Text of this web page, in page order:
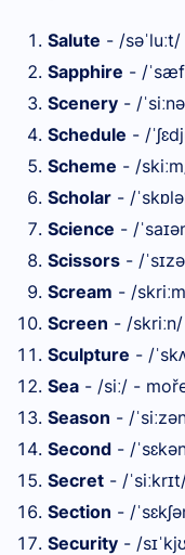
Salute - /səˈluːt/
Sapphire - /ˈ
Scenery - /ˈsiː
Schedule - /ˈ
Scheme - /skiː
Scholar - /ˈskɒ
Science - /ˈsaɪ
Scissors - /ˈsɪ
Scream - /skriː
Screen - /skriː
Sculpture - /ˈsk
Sea - /siː/ -
Season - /ˈsiː
Second - /ˈ
Secret - /ˈsiːkrɪ
Section - /ˈ
Security - /sɪˈkj